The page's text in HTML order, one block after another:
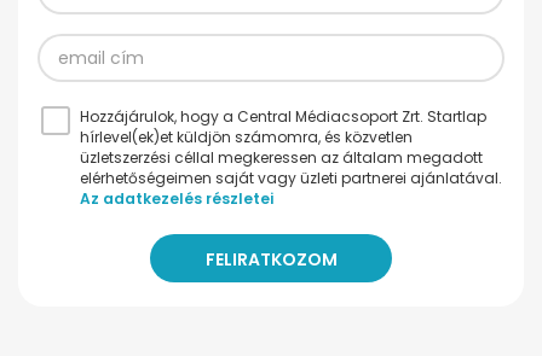
Hozzájárulok, hogy a Central Médiacsoport Zrt. Startlap
hírlevel(ek)et küldjön számomra, és közvetlen
üzletszerzési céllal megkeressen az általam megadott
elérhetőségeimen saját vagy üzleti partnerei ajánlatával.
Az adatkezelés részletei